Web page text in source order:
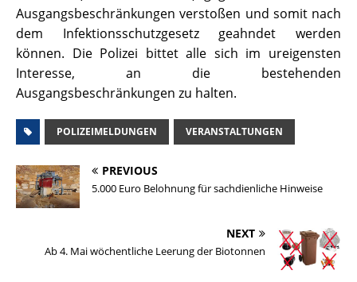
Ausgangsbeschränkungen verstoßen und somit nach
dem Infektionsschutzgesetz geahndet werden
können. Die Polizei bittet alle sich im ureigensten
Interesse, an die bestehenden
Ausgangsbeschränkungen zu halten.
POLIZEIMELDUNGEN VERANSTALTUNGEN
PREVIOUS
5.000 Euro Belohnung für sachdienliche Hinweise
NEXT
Ab 4. Mai wöchentliche Leerung der Biotonnen